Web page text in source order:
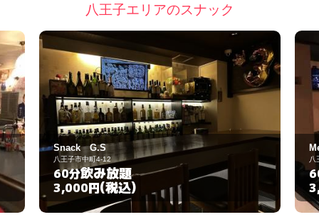
八王子エリアのスナック
)
Memoria
60分飲み放題
(税込)